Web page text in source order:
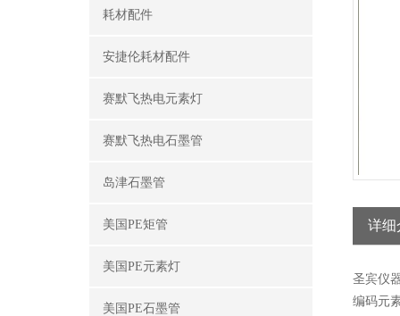
耗材配件
安捷伦耗材配件
赛默飞热电元素灯
赛默飞热电石墨管
岛津石墨管
美国PE矩管
美国PE元素灯
美国PE石墨管
详细
圣宾仪
编码元